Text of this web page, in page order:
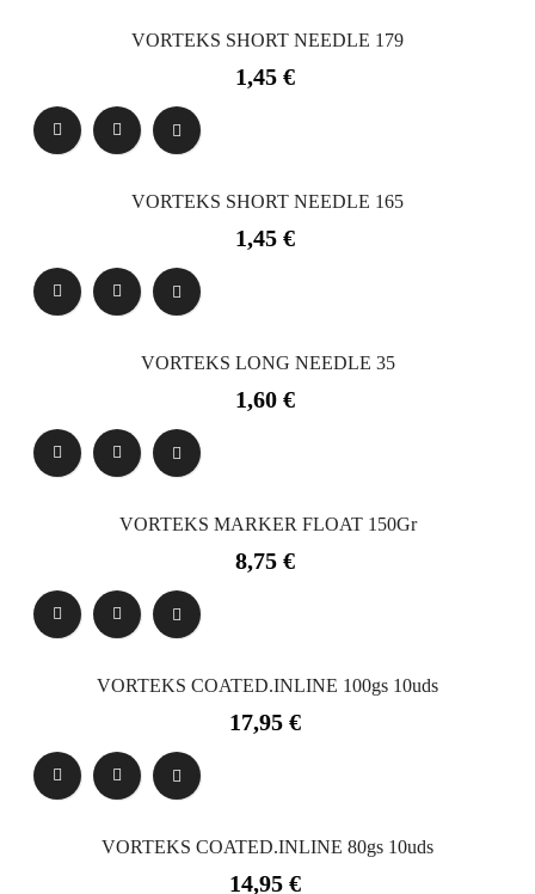
VORTEKS SHORT NEEDLE 179
Precio
1,45 €
VORTEKS SHORT NEEDLE 165
Precio
1,45 €
VORTEKS LONG NEEDLE 35
Precio
1,60 €
VORTEKS MARKER FLOAT 150Gr
Precio
8,75 €
VORTEKS COATED.INLINE 100gs 10uds
Precio
17,95 €
VORTEKS COATED.INLINE 80gs 10uds
Precio
14,95 €